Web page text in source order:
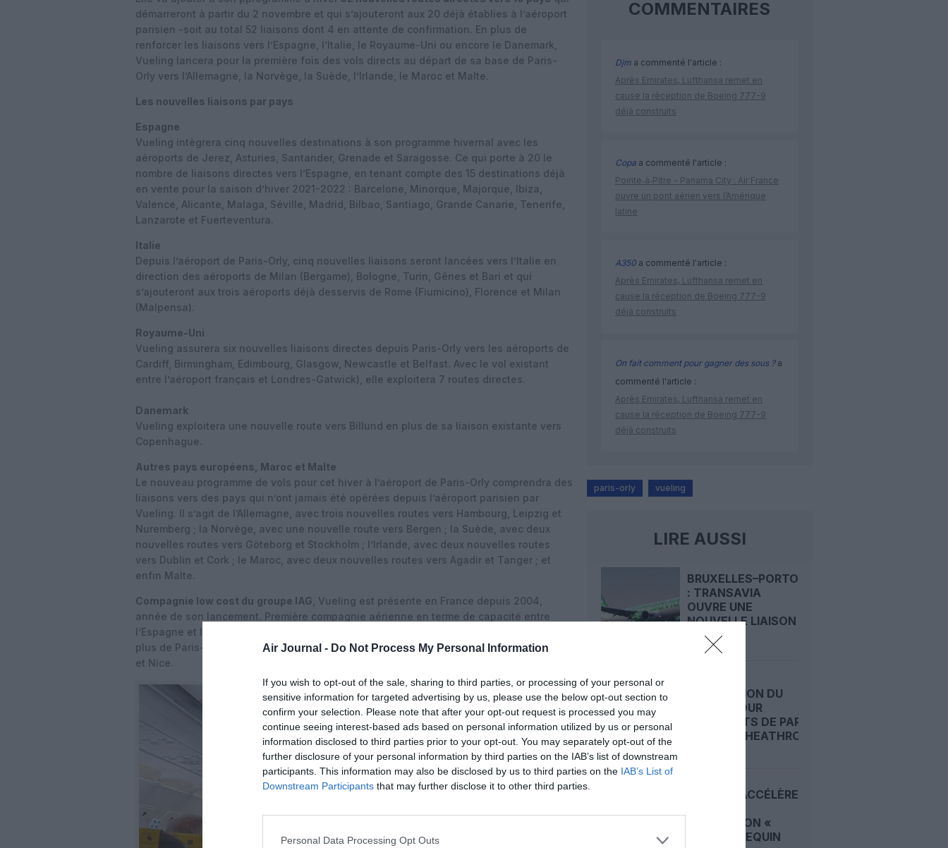
Air Journal - Do Not Process My Personal Information
If you wish to opt-out of the sale, sharing to third parties, or processing of your personal or
sensitive information for targeted advertising by us, please use the below opt-out section to
confirm your selection. Please note that after your opt-out request is processed you may
continue seeing interest-based ads based on personal information utilized by us or personal
information disclosed to third parties prior to your opt-out. You may separately opt-out of the
further disclosure of your personal information by third parties on the IAB’s list of downstream
participants. This information may also be disclosed by us to third parties on the IAB’s List of
Downstream Participants that may further disclose it to other third parties.
Personal Data Processing Opt Outs
démarreront à partir du 2 novembre et qui s’ajouteront aux 20 déjà établies à l’aéroport
parisien -soit au total 52 liaisons dont 4 en attente de confirmation. En plus de
renforcer les liaisons vers l’Espagne, l’Italie, le Royaume-Uni ou encore le Danemark,
Vueling lancera pour la première fois des vols directs au départ de sa base de Paris-
Orly vers l’Allemagne, la Norvège, la Suède, l’Irlande, le Maroc et Malte.
Les nouvelles liaisons par pays
Espagne
Vueling intègrera cinq nouvelles destinations à son programme hivernal avec les
aéroports de Jerez, Asturies, Santander, Grenade et Saragosse. Ce qui porte à 20 le
nombre de liaisons directes vers l’Espagne, en tenant compte des 15 destinations déjà
en vente pour la saison d’hiver 2021-2022 : Barcelone, Minorque, Majorque, Ibiza,
Valence, Alicante, Malaga, Séville, Madrid, Bilbao, Santiago, Grande Canarie, Tenerife,
Lanzarote et Fuerteventura.
Italie
Depuis l’aéroport de Paris-Orly, cinq nouvelles liaisons seront lancées vers l’Italie en
direction des aéroports de Milan (Bergame), Bologne, Turin, Gênes et Bari et qui
s’ajouteront aux trois aéroports déjà desservis de Rome (Fiumicino), Florence et Milan
(Malpensa).
Royaume-Uni
Vueling assurera six nouvelles liaisons directes depuis Paris-Orly vers les aéroports de
Cardiff, Birmingham, Edimbourg, Glasgow, Newcastle et Belfast. Avec le vol existant
entre l’aéroport français et Londres-Gatwick), elle exploitera 7 routes directes.
Danemark
Vueling exploitera une nouvelle route vers Billund en plus de sa liaison existante vers
Copenhague.
Autres pays européens, Maroc et Malte
Le nouveau programme de vols pour cet hiver à l’aéroport de Paris-Orly comprendra des
liaisons vers des pays qui n’ont jamais été opérées depuis l’aéroport parisien par
Vueling. Il s’agit de l’Allemagne, avec trois nouvelles routes vers Hambourg, Leipzig et
Nuremberg ; la Norvège, avec une nouvelle route vers Bergen ; la Suède, avec deux
nouvelles routes vers Göteborg et Stockholm ; l’Irlande, avec deux nouvelles routes
vers Dublin et Cork ; le Maroc, avec deux nouvelles routes vers Agadir et Tanger ; et
enfin Malte.
Compagnie low cost du groupe IAG , Vueling est présente en France depuis 2004,
année de son lancement. Première compagnie aérienne en terme de capacité entre
l’Espagne et la France, elle est actuellement présente dans six aéroports français. En
plus de Paris-Orly, elle opère depuis les aéroports de Bordeaux, Lyon, Marseille, Nantes
et Nice.
COMMENTAIRES
Djm a commenté l'article :
Après Emirates, Lufthansa remet en
cause la réception de Boeing 777-9
déjà construits
Copa a commenté l'article :
Pointe‑à‑Pitre – Panama City : Air France
ouvre un pont aérien vers l’Amérique
latine
A350 a commenté l'article :
Après Emirates, Lufthansa remet en
cause la réception de Boeing 777-9
déjà construits
On fait comment pour gagner des sous ?a
commenté l'article :
Après Emirates, Lufthansa remet en
cause la réception de Boeing 777-9
déjà construits
paris-orly vueling
LIRE AUSSI
BRUXELLES–PORTO
: TRANSAVIA
OUVRE UNE
NOUVELLE LIAISON
LOISIRS...
STAGNATION DU
TRAFIC POUR
AÉROPORTS DE PARIS,
LONDRES‑HEATHROW...
VUELING ACCÉLÈRE
RÉVOLUTION «
PEAU DE REQUIN